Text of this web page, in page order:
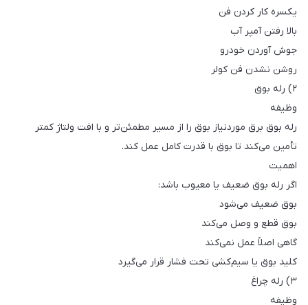
یکسره کار کردن فن
بالا رفتن آمپر آب
جوش آوردن خودرو
روشن نشدن فن کولر
۲) رله بوق
وظیفه
رله بوق برق موردنیاز بوق را از مسیر مطمئن‌تر و با افت ولتاژ کمتر
تأمین می‌کند تا بوق با قدرت کامل عمل کند.
اهمیت
اگر رله بوق ضعیف یا معیوب باشد:
بوق ضعیف می‌شود
بوق قطع و وصل می‌کند
گاهی اصلاً عمل نمی‌کند
کلید بوق یا سیم‌کشی تحت فشار قرار می‌گیرد
۳) رله چراغ
وظیفه